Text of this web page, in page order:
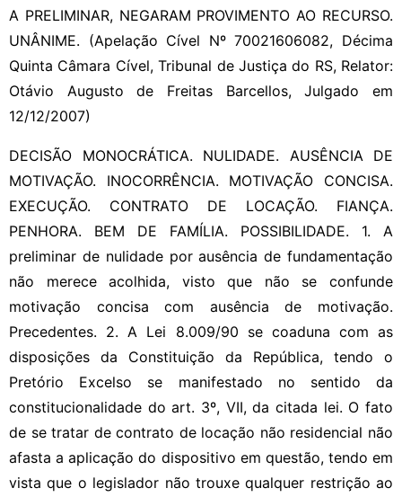
A PRELIMINAR, NEGARAM PROVIMENTO AO RECURSO.
UNÂNIME. (Apelação Cível Nº 70021606082, Décima
Quinta Câmara Cível, Tribunal de Justiça do RS, Relator:
Otávio Augusto de Freitas Barcellos, Julgado em
12/12/2007)
DECISÃO MONOCRÁTICA. NULIDADE. AUSÊNCIA DE
MOTIVAÇÃO. INOCORRÊNCIA. MOTIVAÇÃO CONCISA.
EXECUÇÃO. CONTRATO DE LOCAÇÃO. FIANÇA.
PENHORA. BEM DE FAMÍLIA. POSSIBILIDADE. 1. A
preliminar de nulidade por ausência de fundamentação
não merece acolhida, visto que não se confunde
motivação concisa com ausência de motivação.
Precedentes. 2. A Lei 8.009/90 se coaduna com as
disposições da Constituição da República, tendo o
Pretório Excelso se manifestado no sentido da
constitucionalidade do art. 3º, VII, da citada lei. O fato
de se tratar de contrato de locação não residencial não
afasta a aplicação do dispositivo em questão, tendo em
vista que o legislador não trouxe qualquer restrição ao